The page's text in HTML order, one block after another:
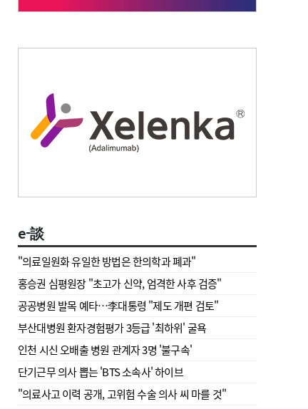
e-談
"의료일원화 유일한 방법은 한의학과 폐과"
홍승권 심평원장 " 초고가 신약, 엄격한 사후 검증"
공공병원 발목 예타…李대통령 "제도 개편 검토"
부산대병원 환자경험평가 3등급 '최하위' 굴욕
인천 시신 오배출 병원 관계자 3명 '불구속'
단기근무 의사 뽑는 'BTS 소속사' 하이브
"의료사고 이력 공개, 고위험 수술 의사 씨 마를 것"